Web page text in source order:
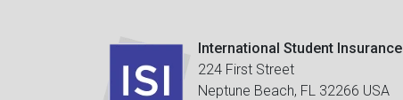
International Student Insurance
224 First Street
Neptune Beach, FL 32266 USA